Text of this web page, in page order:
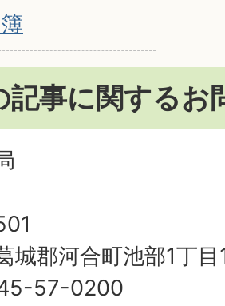
記事に関するお
城郡河合町池部1丁目
57-0200